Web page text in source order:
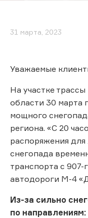
31 марта, 2023
Уважаемые
На участке
области 30 марта
мощного
региона. «С 20
распоряжения
снегопада
транспорта с
автодороги М-4
Из-за сильно
по направлениям: